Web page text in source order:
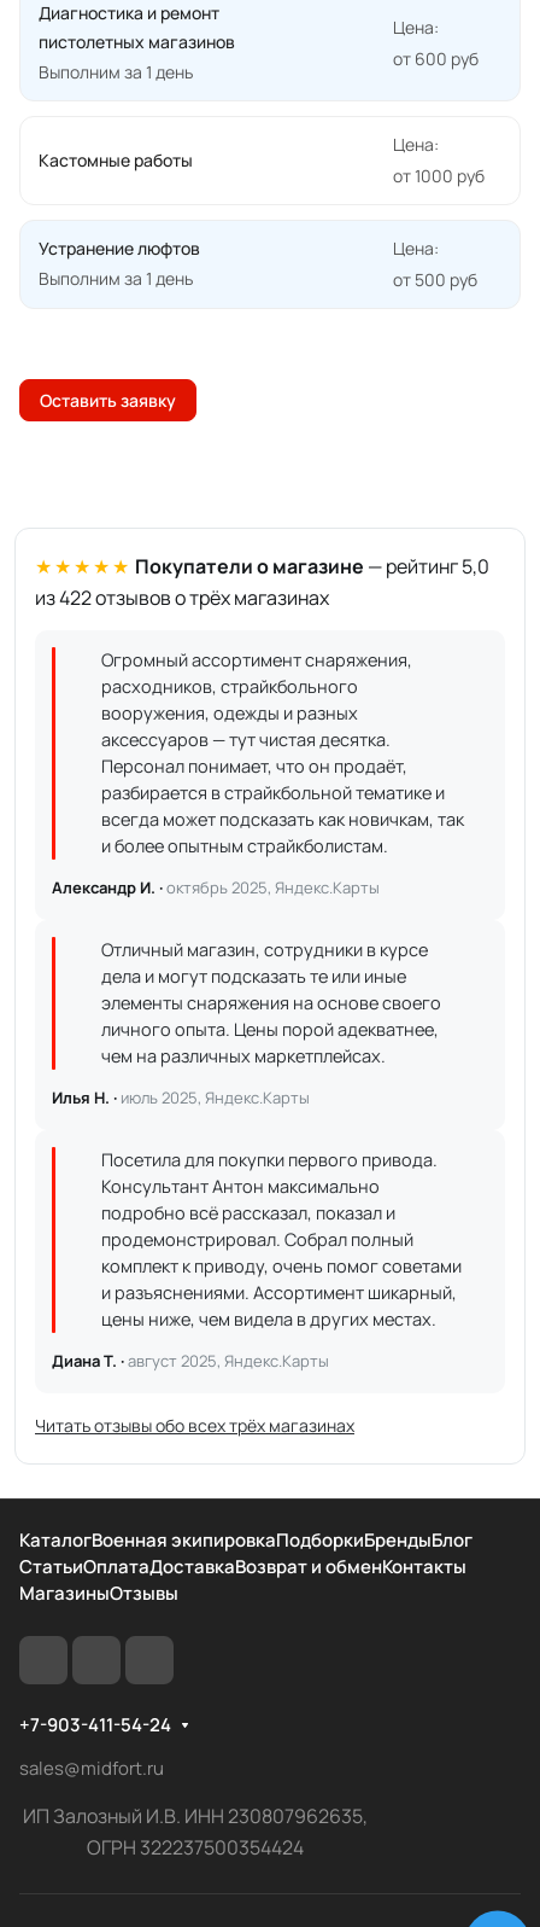
Диагностика и ремонт
пистолетных магазинов
Выполним за 1 день
Цена:
от 600 руб
Кастомные работы
Цена:
от 1000 руб
Устранение люфтов
Выполним за 1 день
Цена:
от 500 руб
Оставить заявку
★★★★★ Покупатели о магазине — рейтинг 5,0
из 422 отзывов о трёх магазинах
Огромный ассортимент снаряжения,
расходников, страйкбольного
вооружения, одежды и разных
аксессуаров — тут чистая десятка.
Персонал понимает, что он продаёт,
разбирается в страйкбольной тематике и
всегда может подсказать как новичкам, так
и более опытным страйкболистам.
Александр И. ·октябрь 2025, Яндекс.Карты
Отличный магазин, сотрудники в курсе
дела и могут подсказать те или иные
элементы снаряжения на основе своего
личного опыта. Цены порой адекватнее,
чем на различных маркетплейсах.
Илья Н. · июль 2025, Яндекс.Карты
Посетила для покупки первого привода.
Консультант Антон максимально
подробно всё рассказал, показал и
продемонстрировал. Собрал полный
комплект к приводу, очень помог советами
и разъяснениями. Ассортимент шикарный,
цены ниже, чем видела в других местах.
Диана Т. ·август 2025, Яндекс.Карты
Читать отзывы обо всех трёх магазинах
КаталогВоенная экипировкаПодборкиБрендыБлог
СтатьиОплатаДоставкаВозврат и обменКонтакты
МагазиныОтзывы
+7-903-411-54-24
sales@midfort.ru
ИП Залозный И.В. ИНН 230807962635,
ОГРН 322237500354424